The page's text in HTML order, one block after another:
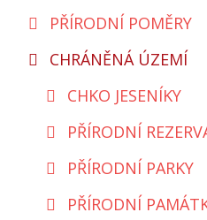
PŘÍRODNÍ POMĚRY
CHRÁNĚNÁ ÚZEMÍ
CHKO JESENÍKY
PŘÍRODNÍ
PŘÍRODNÍ PARKY
PŘÍRODNÍ